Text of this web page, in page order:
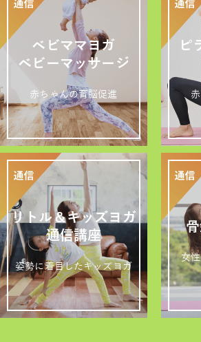
ベビママヨガ
ベビーマッサージ
赤ちゃんの育脳促進
ピ
リトル＆キッズヨガ
通信講座
姿勢に着目したキッズヨガ
女